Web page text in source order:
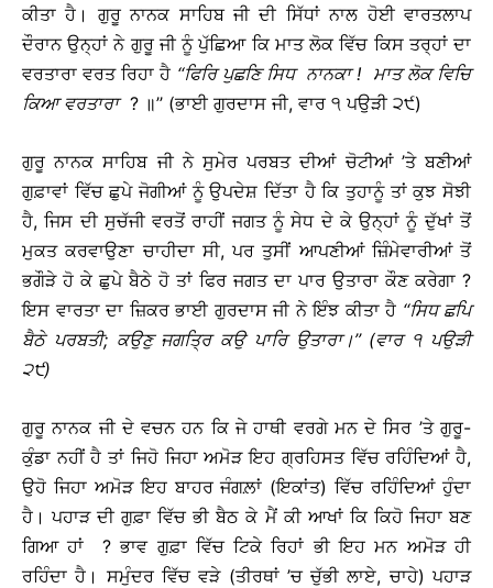
ਕੀਤਾ ਹੈ। ਗੁਰੂ ਨਾਨਕ ਸਾਹਿਬ ਜੀ ਦੀ ਸਿੱਧਾਂ ਨਾਲ ਹੋਈ ਵਾਰਤਲਾਪ
ਦੌਰਾਨ ਉਨ੍ਹਾਂ ਨੇ ਗੁਰੂ ਜੀ ਨੂੰ ਪੁੱਛਿਆ ਕਿ ਮਾਤ ਲੋਕ ਵਿੱਚ ਕਿਸ ਤਰ੍ਹਾਂ ਦਾ
ਵਰਤਾਰਾ ਵਰਤ ਰਿਹਾ ਹੈ ‘‘ਫਿਰਿ ਪੁਛਣਿ ਸਿਧ ਨਾਨਕਾ! ਮਾਤ ਲੋਕ ਵਿਚਿ
ਕਿਆ ਵਰਤਾਰਾ? ॥’’ (ਭਾਈ ਗੁਰਦਾਸ ਜੀ, ਵਾਰ ੧ ਪਉੜੀ ੨੯)
ਗੁਰੂ ਨਾਨਕ ਸਾਹਿਬ ਜੀ ਨੇ ਸੁਮੇਰ ਪਰਬਤ ਦੀਆਂ ਚੋਟੀਆਂ ’ਤੇ ਬਣੀਆਂ
ਗੁਫ਼ਾਵਾਂ ਵਿੱਚ ਛੁਪੇ ਜੋਗੀਆਂ ਨੂੰ ਉਪਦੇਸ਼ ਦਿੱਤਾ ਹੈ ਕਿ ਤੁਹਾਨੂੰ ਤਾਂ ਕੁਝ ਸੋਝੀ
ਹੈ, ਜਿਸ ਦੀ ਸੁਚੱਜੀ ਵਰਤੋਂ ਰਾਹੀਂ ਜਗਤ ਨੂੰ ਸੇਧ ਦੇ ਕੇ ਉਨ੍ਹਾਂ ਨੂੰ ਦੁੱਖਾਂ ਤੋਂ
ਮੁਕਤ ਕਰਵਾਉਣਾ ਚਾਹੀਦਾ ਸੀ, ਪਰ ਤੁਸੀਂ ਆਪਣੀਆਂ ਜ਼ਿੰਮੇਵਾਰੀਆਂ ਤੋਂ
ਭਗੌੜੇ ਹੋ ਕੇ ਛੁਪੇ ਬੈਠੇ ਹੋ ਤਾਂ ਫਿਰ ਜਗਤ ਦਾ ਪਾਰ ਉਤਾਰਾ ਕੌਣ ਕਰੇਗਾ ?
ਇਸ ਵਾਰਤਾ ਦਾ ਜ਼ਿਕਰ ਭਾਈ ਗੁਰਦਾਸ ਜੀ ਨੇ ਇੰਝ ਕੀਤਾ ਹੈ ‘‘ਸਿਧ ਛਪਿ
ਬੈਠੇ ਪਰਬਤੀ; ਕਉਣੁ ਜਗਤ੍ਰਿ ਕਉ ਪਾਰਿ ਉਤਾਰਾ।’’ (ਵਾਰ ੧ ਪਉੜੀ
੨੯)
ਗੁਰੂ ਨਾਨਕ ਜੀ ਦੇ ਵਚਨ ਹਨ ਕਿ ਜੇ ਹਾਥੀ ਵਰਗੇ ਮਨ ਦੇ ਸਿਰ ’ਤੇ ਗੁਰੂ-
ਕੁੰਡਾ ਨਹੀਂ ਹੈ ਤਾਂ ਜਿਹੋ ਜਿਹਾ ਅਮੋੜ ਇਹ ਗ੍ਰਹਿਸਤ ਵਿੱਚ ਰਹਿੰਦਿਆਂ ਹੈ,
ਉਹੋ ਜਿਹਾ ਅਮੋੜ ਇਹ ਬਾਹਰ ਜੰਗਲ਼ਾਂ (ਇਕਾਂਤ) ਵਿੱਚ ਰਹਿੰਦਿਆਂ ਹੁੰਦਾ
ਹੈ। ਪਹਾੜ ਦੀ ਗੁਫ਼ਾ ਵਿੱਚ ਭੀ ਬੈਠ ਕੇ ਮੈਂ ਕੀ ਆਖਾਂ ਕਿ ਕਿਹੋ ਜਿਹਾ ਬਣ
ਗਿਆ ਹਾਂ ? ਭਾਵ ਗੁਫ਼ਾ ਵਿੱਚ ਟਿਕੇ ਰਿਹਾਂ ਭੀ ਇਹ ਮਨ ਅਮੋੜ ਹੀ
ਰਹਿੰਦਾ ਹੈ। ਸਮੁੰਦਰ ਵਿੱਚ ਵੜੇ (ਤੀਰਥਾਂ ’ਚ ਚੁੱਭੀ ਲਾਏ, ਚਾਹੇ) ਪਹਾੜ